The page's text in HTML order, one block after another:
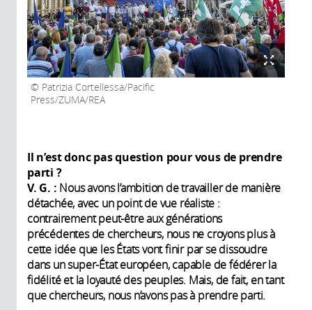
Patrizia Cortellessa/Pacific
Press/ZUMA/REA
Il n’est donc pas question pour vous de prendre
parti ?
V. G. : Nous avons l’ambition de travailler de manière
détachée, avec un point de vue réaliste :
contrairement peut-être aux générations
précédentes de chercheurs, nous ne croyons plus à
cette idée que les États vont finir par se dissoudre
dans un super-État européen, capable de fédérer la
fidélité et la loyauté des peuples. Mais, de fait, en tant
que chercheurs, nous n’avons pas à prendre parti.